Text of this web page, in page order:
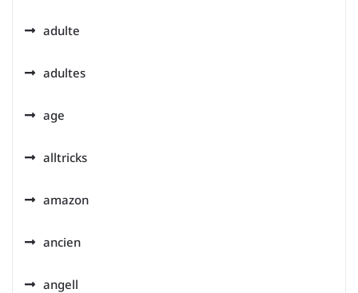
adulte
adultes
age
alltricks
amazon
ancien
angell